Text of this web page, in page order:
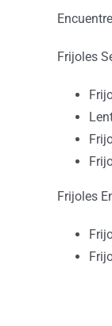
Frijoles
Frijoles